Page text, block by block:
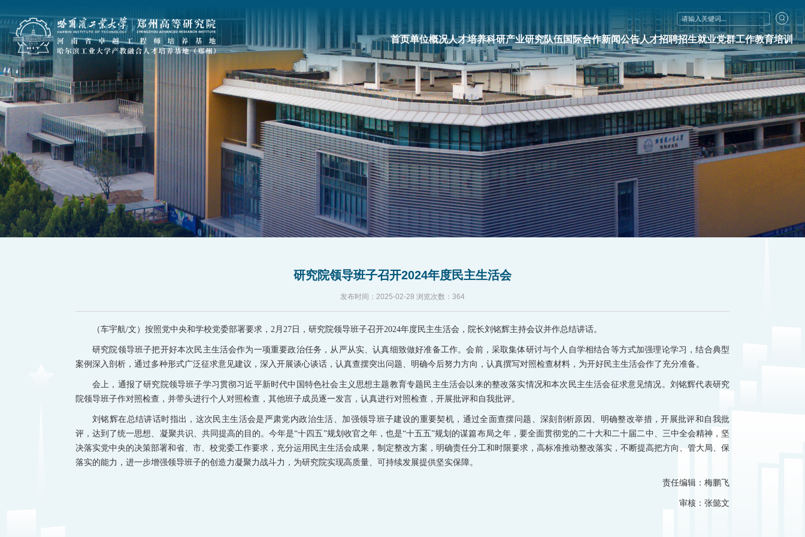
首页单位概况人才培养科研产业研究队伍国际合作新闻公告人才招聘招生就业党群工作教育培训
首页 单位概况
哈工大简介
郑高院简介
现任领导
组织机构
联系我们
信息公开
人才培养
联合培养
基地建设
导师队伍
政策文件
卓越学子
资料下载
科研产业
科研机构
科研平台
成果转化
实验仪器共享平台
政策法规
科研合作
研究队伍
科研人员列表
科研人员检索
博士后
哈郑同心
国际合作
国际交流概况
国际交流活动
新闻公告
工大要闻
研究院要闻
院内动态
公示公告
人才招聘
科研岗位
管理岗位
招生就业
招生信息
就业服务
党群工作
党群动态
学习园地
工会动态
教育培训
党政干部培训
企业经营管理人员培训
专业技术人员培训
研究院领导班子召开2024年度民主生活会
发布时间： 2025-02-28 浏览次数： 364
（车宇航/文）按照党中央和学校党委部署要求，2月27日，研究院领导班子召开2024年度民主生活会，院长刘铭辉主持会议并作总结讲话。
研究院领导班子把开好本次民主生活会作为一项重要政治任务，从严从实、认真细致做好准备工作。会前，采取集体研讨与个人自学相结合等方式加强理论学习，结合典型
案例深入剖析，通过多种形式广泛征求意见建议，深入开展谈心谈话，认真查摆突出问题、明确今后努力方向，认真撰写对照检查材料，为开好民主生活会作了充分准备。
会上，通报了研究院领导班子学习贯彻习近平新时代中国特色社会主义思想主题教育专题民主生活会以来的整改落实情况和本次民主生活会征求意见情况。刘铭辉代表研究
院领导班子作对照检查，并带头进行个人对照检查，其他班子成员逐一发言，认真进行对照检查，开展批评和自我批评。
刘铭辉在总结讲话时指出，这次民主生活会是严肃党内政治生活、加强领导班子建设的重要契机，通过全面查摆问题、深刻剖析原因、明确整改举措，开展批评和自我批
评，达到了统一思想、凝聚共识、共同提高的目的。今年是“十四五”规划收官之年，也是“十五五”规划的谋篇布局之年，要全面贯彻党的二十大和二十届二中、三中全会精神，坚
决落实党中央的决策部署和省、市、校党委工作要求，充分运用民主生活会成果，制定整改方案，明确责任分工和时限要求，高标准推动整改落实，不断提高把方向、管大局、保
落实的能力，进一步增强领导班子的创造力凝聚力战斗力，为研究院实现高质量、可持续发展提供坚实保障。
责任编辑：梅鹏飞
审核：张懿文